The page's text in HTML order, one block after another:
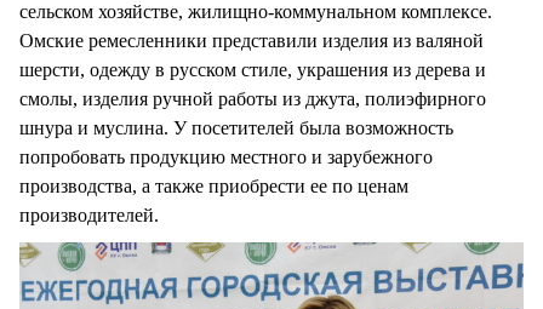
сельском хозяйстве, жилищно-коммунальном комплексе.
Омские ремесленники представили изделия из валяной
шерсти, одежду в русском стиле, украшения из дерева и
смолы, изделия ручной работы из джута, полиэфирного
шнура и муслина. У посетителей была возможность
попробовать продукцию местного и зарубежного
производства, а также приобрести ее по ценам
производителей.